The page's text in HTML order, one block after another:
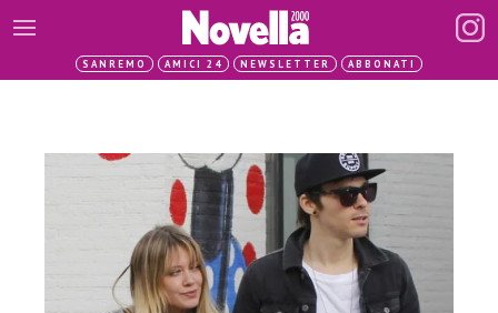
SANREMO AMICI 24 NEWSLETTER ABBONATI